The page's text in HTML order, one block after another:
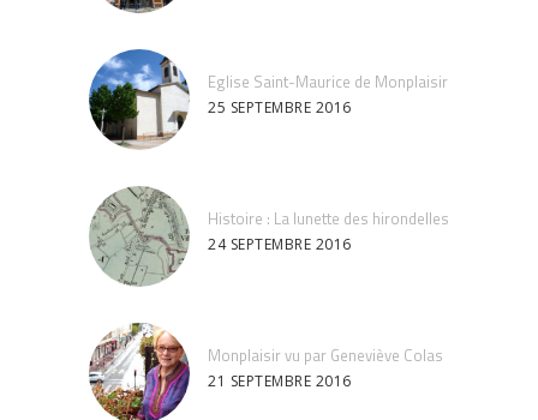
Eglise Saint-Maurice de Monplaisir
25 SEPTEMBRE 2016
Histoire : La lunette des hirondelles
24 SEPTEMBRE 2016
Monplaisir vu par Geneviève Colas
21 SEPTEMBRE 2016